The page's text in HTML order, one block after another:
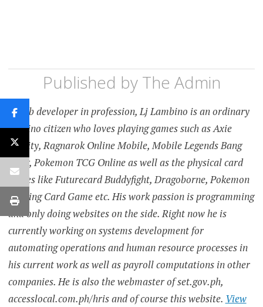
Published by The Admin
A web developer in profession, Lj Lambino is an ordinary
Filipino citizen who loves playing games such as Axie
Infinity, Ragnarok Online Mobile, Mobile Legends Bang
Bang, Pokemon TCG Online as well as the physical card
games like Futurecard Buddyfight, Dragoborne, Pokemon
Trading Card Game etc. His work passion is programming
and only doing websites on the side. Right now he is
currently working on systems development for
automating operations and human resource processes in
his current work as well as payroll computations in other
companies. He is also the webmaster of set.gov.ph,
accesslocal.com.ph/hris and of course this website. View